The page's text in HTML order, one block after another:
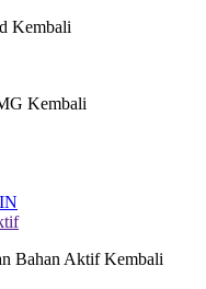
Kembali
Kembali
Bahan Aktif Kembali